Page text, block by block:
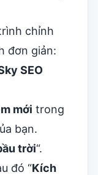
chỉnh
đơn giản:
SEO
mới trong
bạn.
trời“.
đó “Kích